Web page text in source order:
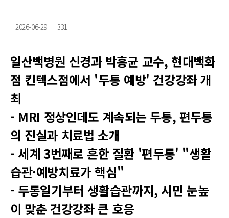
2026-06-29 331
일산백병원 신경과 박홍균 교수, 현대백화
점 킨텍스점에서 '두통 예방' 건강강좌 개
최
- MRI 정상인데도 계속되는 두통, 편두통
의 진실과 치료법 소개
- 세계 3번째로 흔한 질환 '편두통' "생활
습관·예방치료가 핵심"
- 두통일기부터 생활습관까지, 시민 눈높
이 맞춘 건강강좌 큰 호응